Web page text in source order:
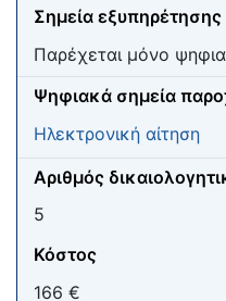
Σημεία εξυπηρέτησης
Παρέχεται μόνο
Ψηφιακά σημεία
Ηλεκτρονική αίτηση
Αριθμός
5
Κόστος
166 €